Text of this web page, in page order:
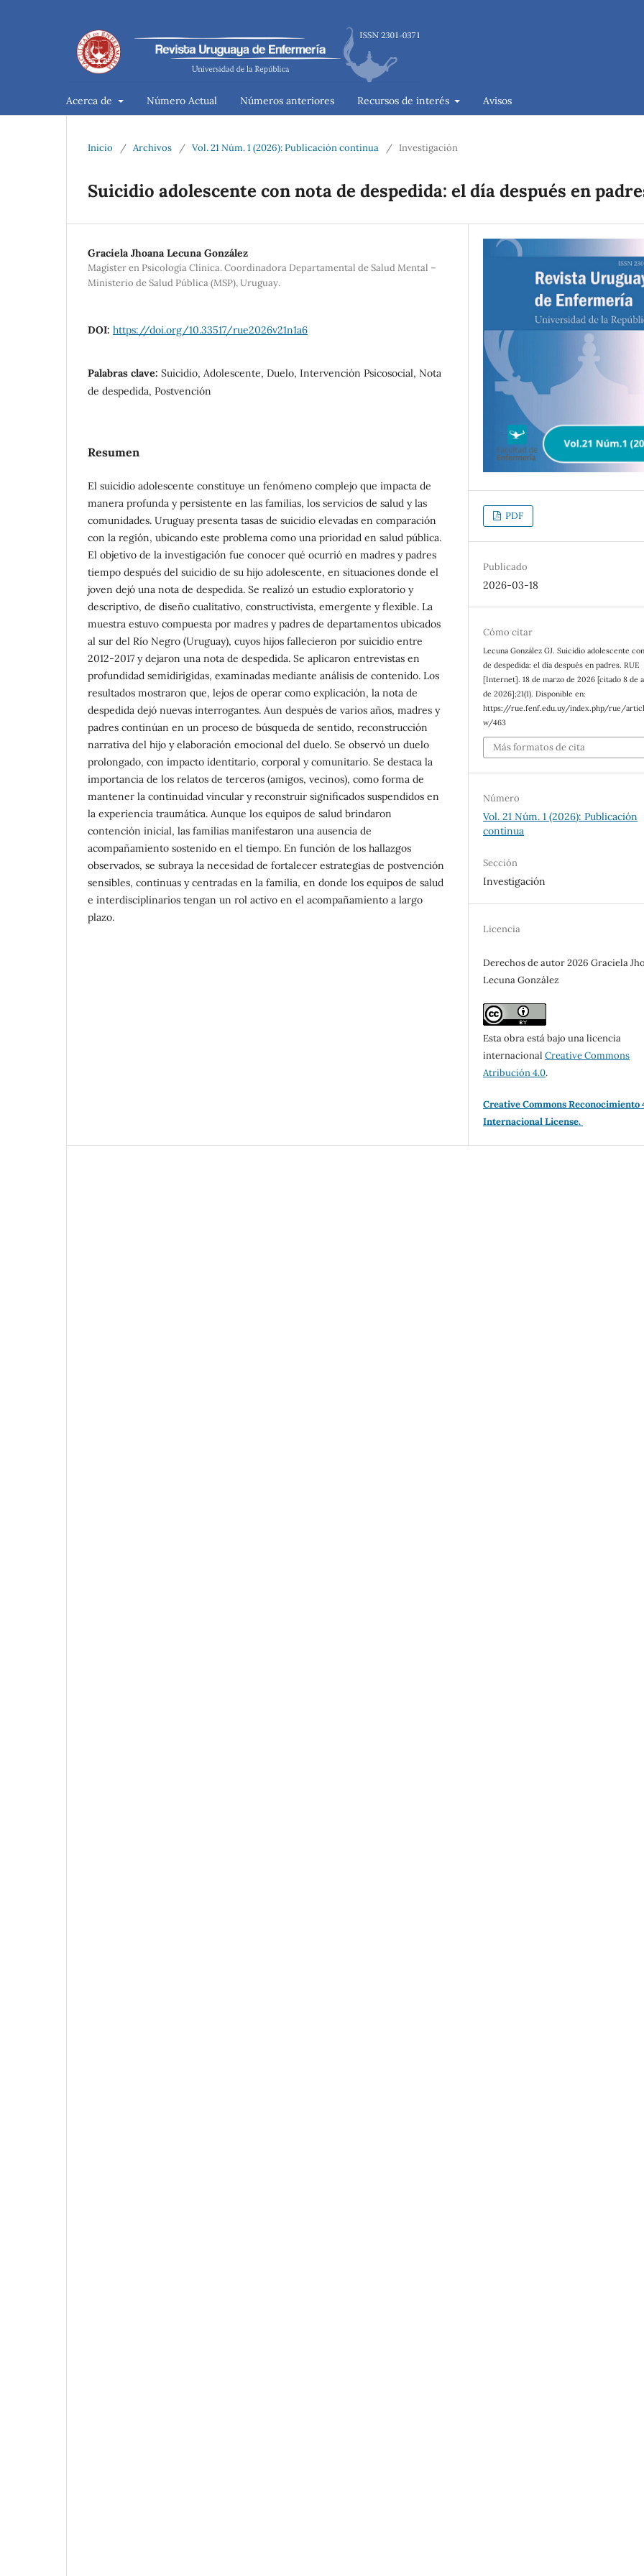
Acerca de Número Actual Números anteriores Recursos de interés Avisos
Inicio / Archivos / Vol. 21 Núm. 1 (2026): Publicación continua / Investigación
Suicidio adolescente con nota de despedida: el día después en
Graciela Jhoana Lecuna González
Magíster en Psicología Clínica. Coordinadora Departamental de Salud Mental –
Ministerio de Salud Pública (MSP), Uruguay.
DOI: https://doi.org/10.33517/rue2026v21n1a6
Palabras clave: Suicidio, Adolescente, Duelo, Intervención Psicosocial, Nota
de despedida, Postvención
Resumen
El suicidio adolescente constituye un fenómeno complejo que impacta de
manera profunda y persistente en las familias, los servicios de salud y las
comunidades. Uruguay presenta tasas de suicidio elevadas en comparación
con la región, ubicando este problema como una prioridad en salud pública.
El objetivo de la investigación fue conocer qué ocurrió en madres y padres
tiempo después del suicidio de su hijo adolescente, en situaciones donde el
joven dejó una nota de despedida. Se realizó un estudio exploratorio y
descriptivo, de diseño cualitativo, constructivista, emergente y flexible. La
muestra estuvo compuesta por madres y padres de departamentos ubicados
al sur del Río Negro (Uruguay), cuyos hijos fallecieron por suicidio entre
2012-2017 y dejaron una nota de despedida. Se aplicaron entrevistas en
profundidad semidirigidas, examinadas mediante análisis de contenido. Los
resultados mostraron que, lejos de operar como explicación, la nota de
despedida dejó nuevas interrogantes. Aun después de varios años, madres y
padres continúan en un proceso de búsqueda de sentido, reconstrucción
narrativa del hijo y elaboración emocional del duelo. Se observó un duelo
prolongado, con impacto identitario, corporal y comunitario. Se destaca la
importancia de los relatos de terceros (amigos, vecinos), como forma de
mantener la continuidad vincular y reconstruir significados suspendidos en
la experiencia traumática. Aunque los equipos de salud brindaron
contención inicial, las familias manifestaron una ausencia de
acompañamiento sostenido en el tiempo. En función de los hallazgos
observados, se subraya la necesidad de fortalecer estrategias de postvención
sensibles, continuas y centradas en la familia, en donde los equipos de salud
e interdisciplinarios tengan un rol activo en el acompañamiento a largo
plazo.
PDF
Publicado
2026-03-18
Cómo citar
Lecuna González GJ. Suicidio adolescente
de despedida: el día después en padres. RUE
[Internet]. 18 de marzo de 2026 [citado 8 de
de 2026];21(1). Disponible en:
https://rue.fenf.edu.uy/index.php/rue/
w/463
Más formatos de cita
Número
Vol. 21 Núm. 1 (2026): Publicación
continua
Sección
Investigación
Licencia
Derechos de autor 2026 Graciela
Lecuna González
Esta obra está bajo una licencia
internacionalCreative Commons
Atribución 4.0.
Creative Commons Reconocimiento
Internacional License.